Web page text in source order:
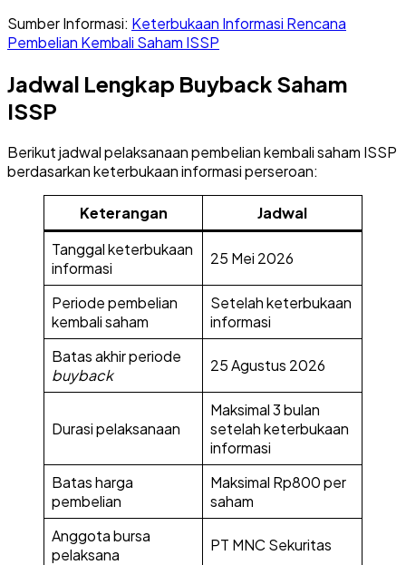
Sumber Informasi: Keterbukaan Informasi Rencana
Pembelian Kembali Saham ISSP
Jadwal Lengkap Buyback Saham
ISSP
Berikut jadwal pelaksanaan pembelian kembali saham ISSP
berdasarkan keterbukaan informasi perseroan:
Keterangan
Jadwal
Tanggal keterbukaan
informasi
25 Mei 2026
Periode pembelian
kembali saham
Setelah keterbukaan
informasi
Batas akhir periode
buyback
25 Agustus 2026
Durasi pelaksanaan
Maksimal 3 bulan
setelah keterbukaan
informasi
Batas harga
pembelian
Maksimal Rp800 per
saham
Anggota bursa
pelaksana
PT MNC Sekuritas